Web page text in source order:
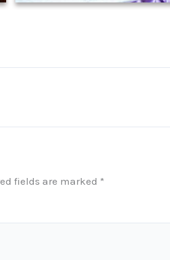
fields are marked *